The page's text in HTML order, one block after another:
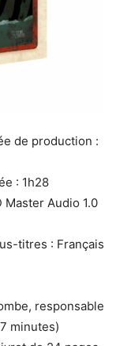
de production :
: 1h28
Master Audio 1.0
titres : Français
responsable
minutes)